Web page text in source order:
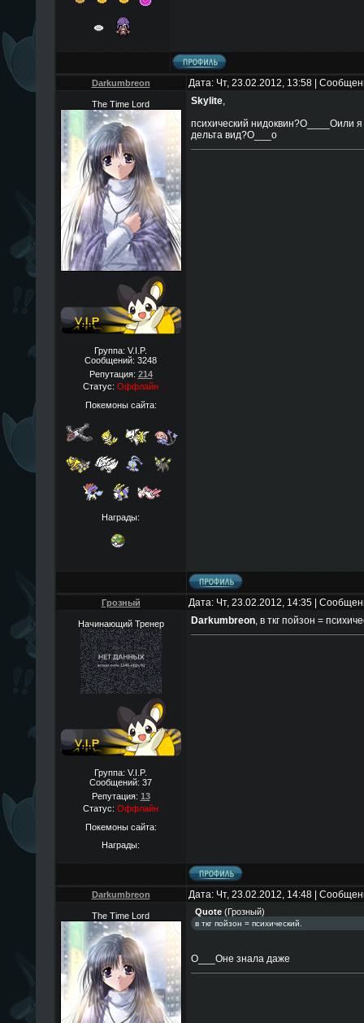
Darkumbreon Дата: Чт, 23.02.2012, 13:58 |
The Time Lord
Группа: V.I.P.
Сообщений: 3248
Репутация: 214
Статус: Оффлайн
Покемоны сайта:
Награды:
Skylite,
психический нидоквин?O____Oили
дельта вид?O___o
Грозный Дата: Чт, 23.02.2012, 14:35 |
Начинающий Тренер
Группа: V.I.P.
Сообщений: 37
Репутация: 13
Статус: Оффлайн
Покемоны сайта:
Награды:
Darkumbreon, в ткг пойзон =
Darkumbreon Дата: Чт, 23.02.2012, 14:48 |
The Time Lord Quote(Грозный)
в ткг пойзон = психический.
O___Oне знала даже